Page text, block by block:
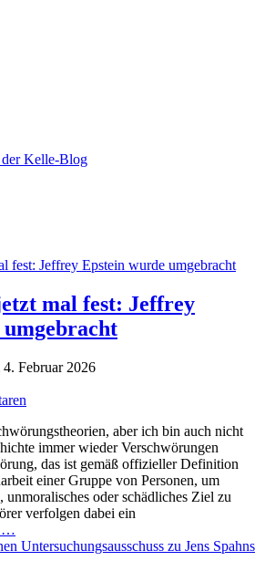
mal fest: Jeffrey
4. Februar 2026
aber ich bin auch nicht
immer wieder Verschwörungen
das ist gemäß offizieller Definition
einer Gruppe von Personen, um
unmoralisches oder schädliches Ziel zu
verfolgen dabei ein
…